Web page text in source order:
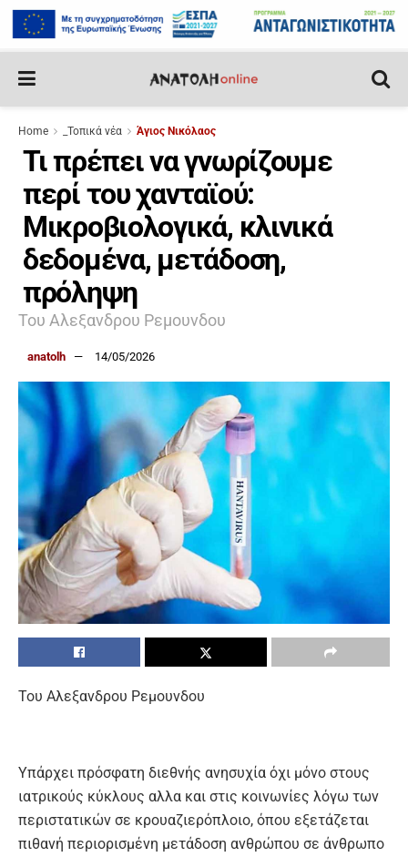
Home _Τοπικά νέα Άγιος Νικόλαος
Τι πρέπει να γνωρίζουμε
περί του χανταϊού:
Μικροβιολογικά, κλινικά
δεδομένα, μετάδοση,
πρόληψη
Του Αλεξανδρου Ρεμουνδου
anatolh 14/05/2026
Του Αλεξανδρου Ρεμουνδου
Υπάρχει πρόσφατη διεθνής ανησυχία όχι μόνο στους
ιατρικούς κύκλους αλλα και στις κοινωνίες λόγω των
περιστατικών σε κρουαζιερόπλοιο, όπου εξετάζεται
πιθανή περιορισμένη μετάδοση ανθρώπου σε άνθρωπο